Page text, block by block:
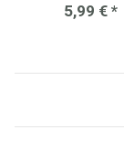
5,99 € *